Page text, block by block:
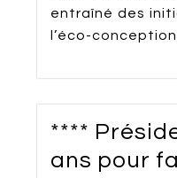
entraîné des
l’éco-
****
ans pour